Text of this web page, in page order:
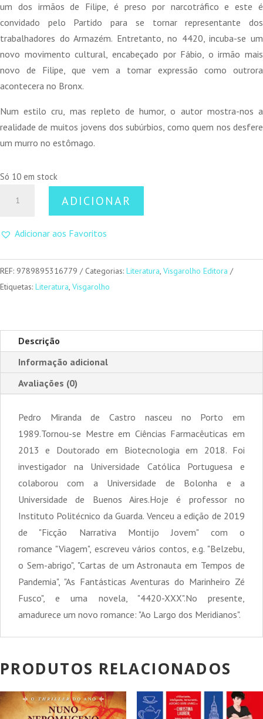
um dos irmãos de Filipe, é preso por narcotráfico e este é
convidado pelo Partido para se tornar representante dos
trabalhadores do Armazém. Entretanto, no 4420, incuba-se um
novo movimento cultural, encabeçado por Fábio, o irmão mais
novo de Filipe, que vem a tomar expressão como outrora
acontecera no Bronx.
Num estilo cru, mas repleto de humor, o autor mostra-nos a
realidade de muitos jovens dos subúrbios, como quem nos desfere
um murro no estômago.
Só 10 em stock
ADICIONAR
Adicionar aos Favoritos
REF: 9789895316779 Categorias: Literatura, Visgarolho Editora
Etiquetas: Literatura, Visgarolho
Descrição
Informação adicional
Avaliações (0)
Pedro Miranda de Castro nasceu no Porto em
1989.Tornou-se Mestre em Ciências Farmacêuticas em
2013 e Doutorado em Biotecnologia em 2018. Foi
investigador na Universidade Católica Portuguesa e
colaborou com a Universidade de Bolonha e a
Universidade de Buenos Aires.Hoje é professor no
Instituto Politécnico da Guarda. Venceu a edição de 2019
de "Ficção Narrativa Montijo Jovem" com o
romance "Viagem", escreveu vários contos, e.g. "Belzebu,
o Sem-abrigo", "Cartas de um Astronauta em Tempos de
Pandemia", "As Fantásticas Aventuras do Marinheiro Zé
Fusco", e uma novela, "4420-XXX".No presente,
amadurece um novo romance: "Ao Largo dos Meridianos".
PRODUTOS RELACIONADOS
PROMOÇÃO! PROMOÇÃO!